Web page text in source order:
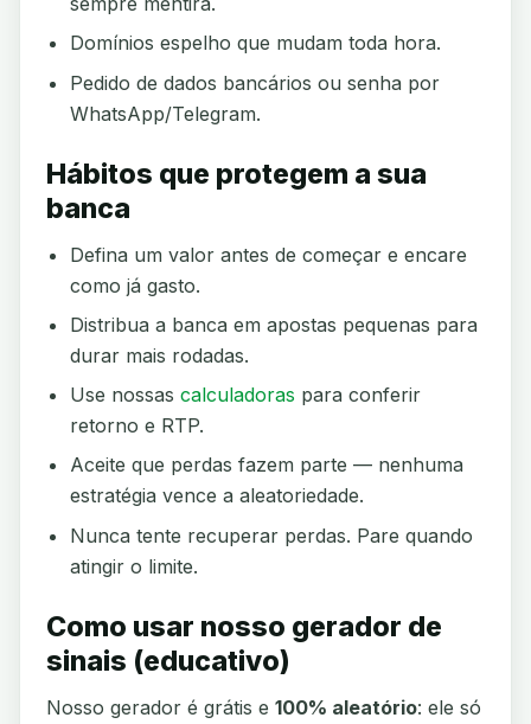
Domínios espelho que mudam toda hora.
Pedido de dados bancários ou senha por
WhatsApp/Telegram.
Hábitos que protegem a sua
banca
Defina um valor antes de começar e encare
como já gasto.
Distribua a banca em apostas pequenas para
durar mais rodadas.
Use nossas calculadoras para conferir
retorno e RTP.
Aceite que perdas fazem parte — nenhuma
estratégia vence a aleatoriedade.
Nunca tente recuperar perdas. Pare quando
atingir o limite.
Como usar nosso gerador de
sinais (educativo)
Nosso gerador é grátis e 100% aleatório: ele só